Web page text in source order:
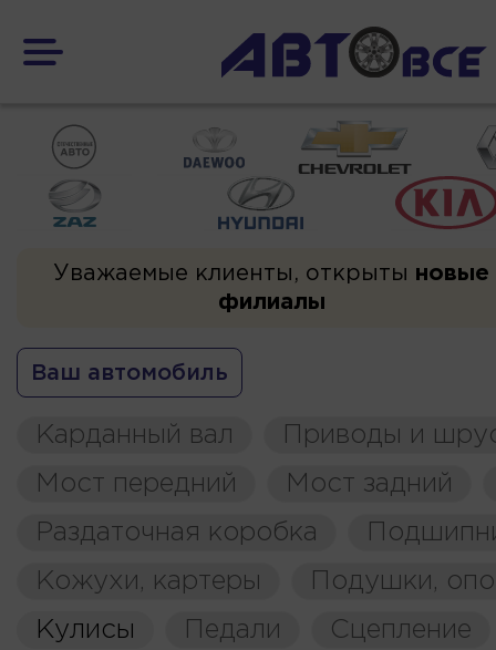
Уважаемые клиенты, открыты новые
филиалы
Ваш автомобиль
Карданный вал
Приводы и
Мост передний
Мост задний
Раздаточная коробка
Кожухи, картеры
Подушки,
Кулисы
Педали Сцепление